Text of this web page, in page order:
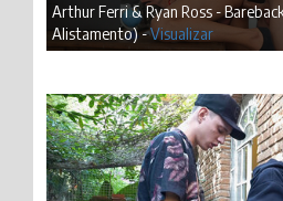
Arthur Ferri & Ryan Ross -
Alistamento) -Visualizar